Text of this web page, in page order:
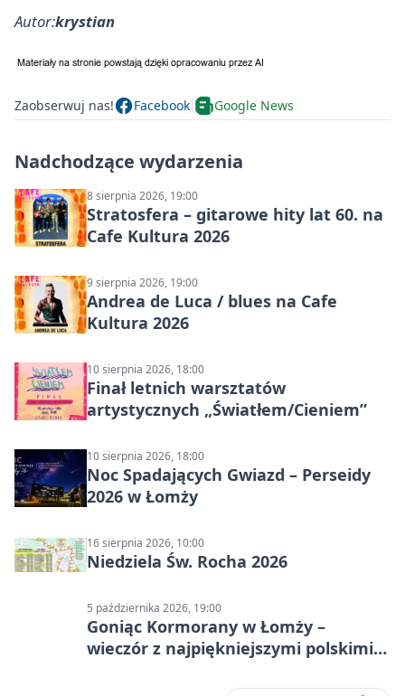
Autor:krystian
Zaobserwuj nas! Facebook Google News
Nadchodzące wydarzenia
8 sierpnia 2026, 19:00
Stratosfera – gitarowe hity lat 60. na
Cafe Kultura 2026
9 sierpnia 2026, 19:00
Andrea de Luca / blues na Cafe
Kultura 2026
10 sierpnia 2026, 18:00
Finał letnich warsztatów
artystycznych „Światłem/Cieniem”
10 sierpnia 2026, 18:00
Noc Spadających Gwiazd – Perseidy
2026 w Łomży
16 sierpnia 2026, 10:00
Niedziela Św. Rocha 2026
5 października 2026, 19:00
Goniąc Kormorany w Łomży –
wieczór z najpiękniejszymi polskimi